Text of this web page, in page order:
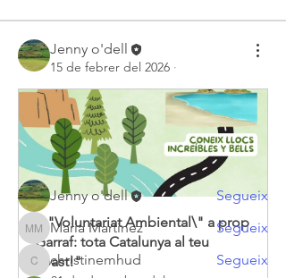
Jenny o'dell
15 de febrer del 2026 ·
"\"Voluntariat Ambiental\" a prop
Garraf: tota Catalunya al teu
abast!"
Quant a
Benvinguts a Intercanvi entre veïnes i
veïns! Aquí podeu pub...
Llegeix més
Membres
Jenny o'dell
Segueix
Maria Martinez
Maria Martinez Segueix
christinemhud
christinemhud
Segueix